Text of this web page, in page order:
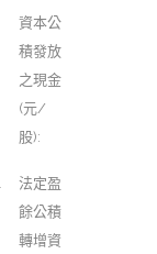
資本公
積發放
之現金
(元/
股):
法定盈
餘公積
轉增資